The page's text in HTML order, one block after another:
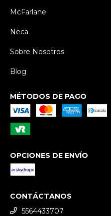
McFarlane
Neca
Sobre Nosotros
Blog
MÉTODOS DE PAGO
OPCIONES DE ENVÍO
CONTÁCTANOS
5564433707